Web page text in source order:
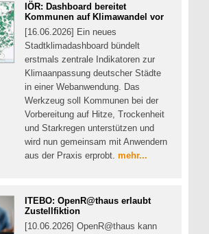
IÖR: Dashboard bereitet
Kommunen auf Klimawandel vor
[16.06.2026] Ein neues
Stadtklimadashboard bündelt
erstmals zentrale Indikatoren zur
Klimaanpassung deutscher Städte
in einer Webanwendung. Das
Werkzeug soll Kommunen bei der
Vorbereitung auf Hitze, Trockenheit
und Starkregen unterstützen und
wird nun gemeinsam mit Anwendern
aus der Praxis erprobt. mehr...
ITEBO: OpenR@thaus erlaubt
Zustellfiktion
[10.06.2026] OpenR@thaus kann